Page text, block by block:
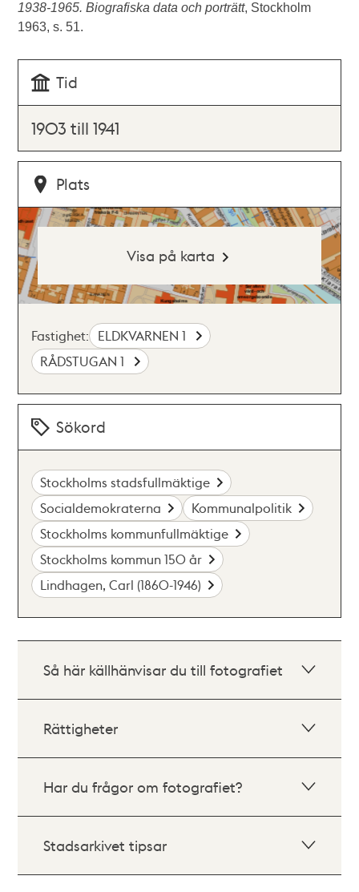
1938-1965. Biografiska data och porträtt, Stockholm
1963, s. 51.
Tid
1903 till 1941
Plats
Visa på karta
Fastighet: ELDKVARNEN 1
RÅDSTUGAN 1
Sökord
Stockholms stadsfullmäktige
Socialdemokraterna
Kommunalpolitik
Stockholms kommunfullmäktige
Stockholms kommun 150 år
Lindhagen, Carl (1860-1946)
Så här källhänvisar du till fotografiet
Rättigheter
Har du frågor om fotografiet?
Stadsarkivet tipsar